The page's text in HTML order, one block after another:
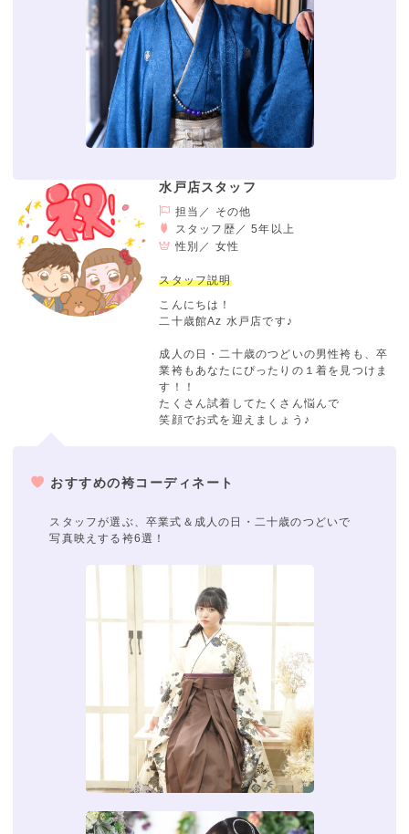
水戸店スタッフ
担当／ その他
スタッフ歴／ 5年以上
性別／ 女性
スタッフ説明
こんにちは！
二十歳館Az 水戸店です♪
成人の日・二十歳のつどいの男性袴も、卒
業袴もあなたにぴったりの１着を見つけま
す！！
たくさん試着してたくさん悩んで
笑顔でお式を迎えましょう♪
おすすめの袴コーディネート
スタッフが選ぶ、卒業式＆成人の日・二十歳のつどいで
写真映えする袴6選！